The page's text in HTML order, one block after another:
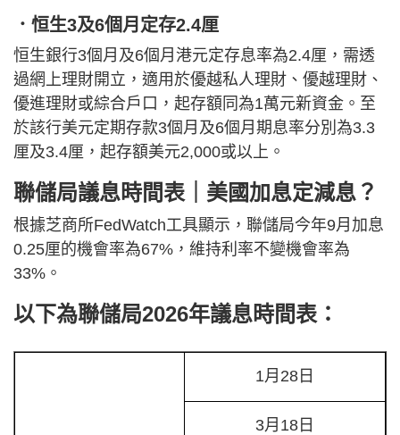
．恒生3及6個月定存2.4厘
恒生銀行3個月及6個月港元定存息率為2.4厘，需透
過網上理財開立，適用於優越私人理財、優越理財、
優進理財或綜合戶口，起存額同為1萬元新資金。至
於該行美元定期存款3個月及6個月期息率分別為3.3
厘及3.4厘，起存額美元2,000或以上。
聯儲局議息時間表｜美國加息定減息？
根據芝商所FedWatch工具顯示，聯儲局今年9月加息
0.25厘的機會率為67%，維持利率不變機會率為
33%。
以下為聯儲局2026年議息時間表：
1月28日
3月18日